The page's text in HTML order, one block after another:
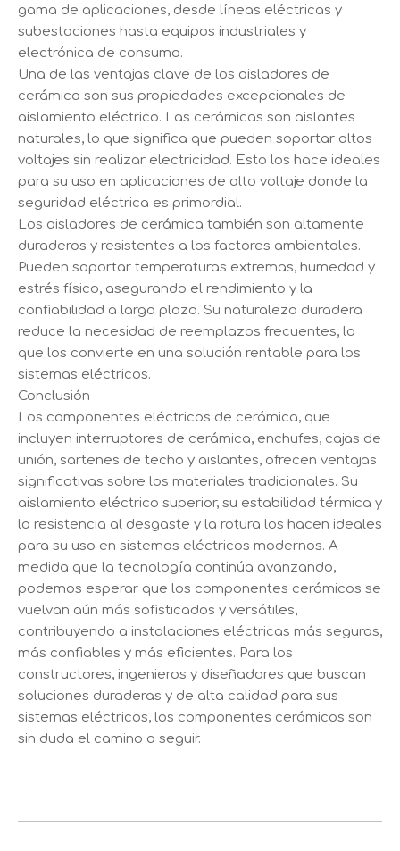
gama de aplicaciones, desde líneas eléctricas y
subestaciones hasta equipos industriales y
electrónica de consumo.
Una de las ventajas clave de los aisladores de
cerámica son sus propiedades excepcionales de
aislamiento eléctrico. Las cerámicas son aislantes
naturales, lo que significa que pueden soportar altos
voltajes sin realizar electricidad. Esto los hace ideales
para su uso en aplicaciones de alto voltaje donde la
seguridad eléctrica es primordial.
Los aisladores de cerámica también son altamente
duraderos y resistentes a los factores ambientales.
Pueden soportar temperaturas extremas, humedad y
estrés físico, asegurando el rendimiento y la
confiabilidad a largo plazo. Su naturaleza duradera
reduce la necesidad de reemplazos frecuentes, lo
que los convierte en una solución rentable para los
sistemas eléctricos.
Conclusión
Los componentes eléctricos de cerámica, que
incluyen interruptores de cerámica, enchufes, cajas de
unión, sartenes de techo y aislantes, ofrecen ventajas
significativas sobre los materiales tradicionales. Su
aislamiento eléctrico superior, su estabilidad térmica y
la resistencia al desgaste y la rotura los hacen ideales
para su uso en sistemas eléctricos modernos. A
medida que la tecnología continúa avanzando,
podemos esperar que los componentes cerámicos se
vuelvan aún más sofisticados y versátiles,
contribuyendo a instalaciones eléctricas más seguras,
más confiables y más eficientes. Para los
constructores, ingenieros y diseñadores que buscan
soluciones duraderas y de alta calidad para sus
sistemas eléctricos, los componentes cerámicos son
sin duda el camino a seguir.